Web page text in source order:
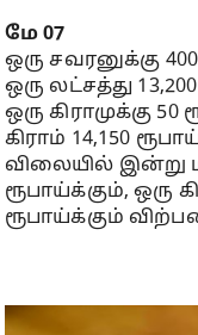
மே 07
ஒரு சவரனுக்கு
ஒரு லட்சத்து
ஒரு கிராமுக்கு
கிராம் 14,150
விலையில் இன்று
ரூபாய்க்கும், ஒரு
ரூபாய்க்கும்